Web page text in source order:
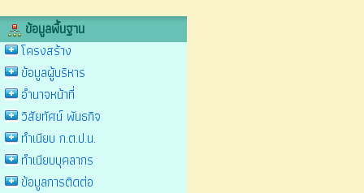
ข้อมูลพื้นฐาน
โครงสร้าง
ข้อมูลผู้บริหาร
อำนาจหน้าที่
วิสัยทัศน์ พันธกิจ
ทำเนียบ ก.ต.ป.น.
ทำเนียบบุคลากร
ข้อมูลการติดต่อ